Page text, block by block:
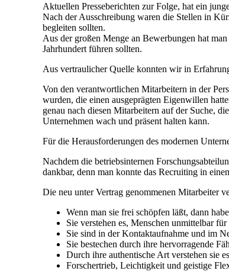
Aktuellen Presseberichten zur Folge, hat ein
Nach der Ausschreibung waren die Stellen in
begleiten sollten.
Aus der großen Menge an Bewerbungen hat
Jahrhundert führen sollten.
Aus vertraulicher Quelle konnten wir in
Von den verantwortlichen Mitarbeitern in der
wurden, die einen ausgeprägten Eigenwillen
genau nach diesen Mitarbeitern auf der Suche,
Unternehmen wach und präsent halten kann.
Für die Herausforderungen des modernen
Nachdem die betriebsinternen
dankbar, denn man konnte das Recruiting in
Die neu unter Vertrag genommenen Mitarbeiter
Wenn man sie frei schöpfen läßt, dann
Sie verstehen es, Menschen unmittelbar
Sie sind in der Kontaktaufnahme und im
Sie bestechen durch ihre hervorragende
Durch ihre authentische Art verstehen sie
Forschertrieb, Leichtigkeit und geistige